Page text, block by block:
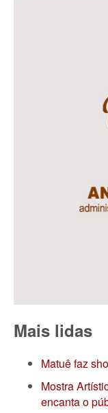
Mais lidas
Matuê faz
Mostra
encanta o